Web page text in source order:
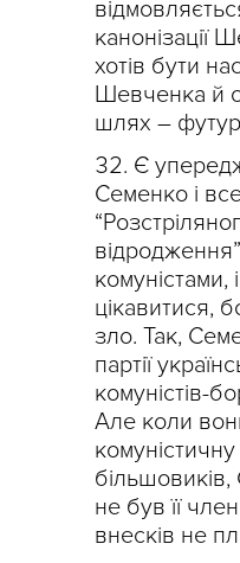
канонізації
хотів бути
Шевченка й
шлях –
Є
Семенко і
комуністами,
цікавитися,
зло. Так,
партії
комуністів-
Але коли
не був її
внесків не